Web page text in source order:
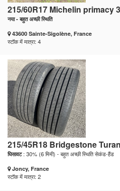
215/60R17 Michelin primacy 3
नया - बहुत अच्छी स्थिति
43600 Sainte-Sigolène, France
स्टॉक में मात्रा: 4
215/45R18 Bridgestone
घिसावट: 30% (6 मिमी) - बहुत अच्छी स्थिति सेकंड-हैंड
Joncy, France
स्टॉक में मात्रा: 2